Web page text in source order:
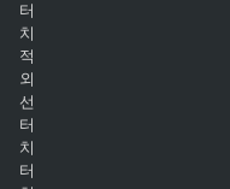
터
치
적
외
선
터
치
터